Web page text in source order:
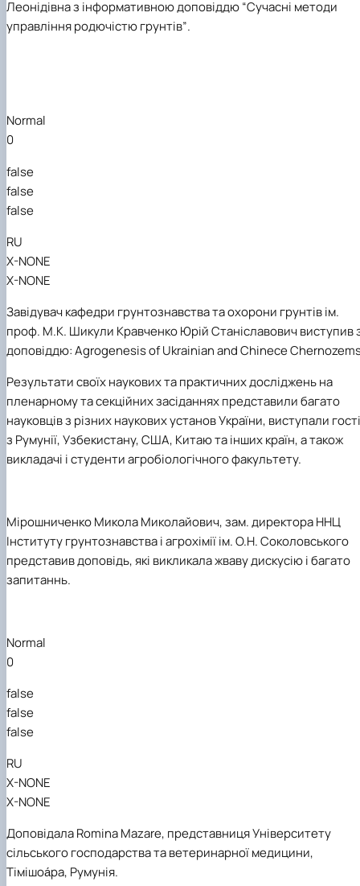
Леонідівназ інформативною доповіддю“Сучасні методи
управління родючістю грунтів”.
Normal
0
false
false
false
RU
X-NONE
X-NONE
Завідувач кафедри грунтознавства та охорони грунтів ім.
проф. М.К. Шикули КравченкоЮрій Станіславовичвиступив
доповіддю:AgrogenesisofUkrainianandChinece
Результати своїх наукових та практичних досліджень на
пленарному та секційних засіданняхпредставили багато
науковців з різних наукових установ України, виступали гості
з Румунії, Узбекистану, США, Китаю та інших країн, а також
викладачі і студенти агробіологічного факультету.
МірошниченкоМикола Миколайович, зам.директора ННЦ
Інститутугрунтознавства і агрохімії ім. О.Н.Соколовського
представив доповідь, які викликала жваву дискусію і багато
запитаннь.
Normal
0
false
false
false
RU
X-NONE
X-NONE
ДоповідалаRomina Mazare, представницяУніверситету
сільського господарства та ветеринарної медицини,
Тімішоа́ра, Румунія.